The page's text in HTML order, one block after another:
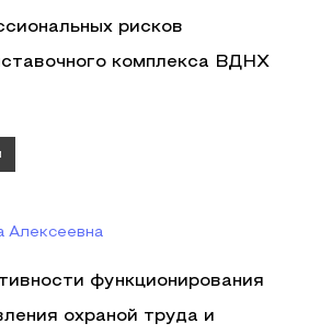
рисков
комплекса ВДНХ
Алексеевна
функционирования
охраной труда и